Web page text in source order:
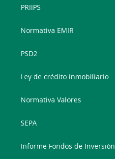
PRIIPS
Normativa EMIR
PSD2
Ley de crédito inmobiliario
Normativa Valores
SEPA
Informe Fondos de Inversión